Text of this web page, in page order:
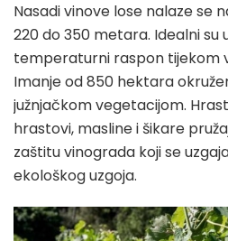
Nasadi vinove lose nalaze se
220 do 350 metara. Idealni su
temperaturni raspon tijekom
Imanje od 850 hektara
južnjačkom vegetacijom.
hrastovi, masline i šikare
zaštitu vinograda koji se
ekološkog uzgoja.